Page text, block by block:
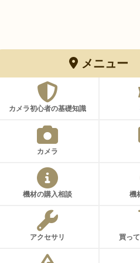
メニュー
カメラ初心者の基礎知識
カメラ
機材の購入相談 機
アクセサリ 買っ